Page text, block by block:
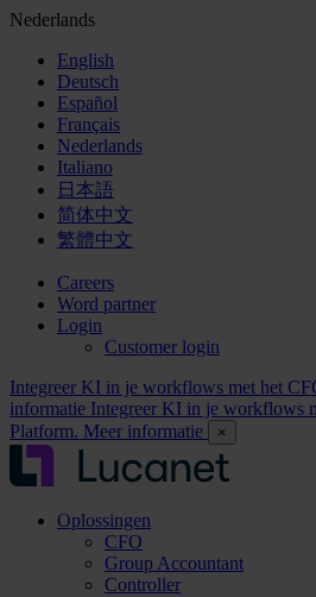
Nederlands
English
Deutsch
Español
Français
Nederlands
Italiano
日本語
简体中文
繁體中文
Careers
Word partner
Login
Customer login
Integreer KI in je workflows met het
informatie Integreer KI in je workflows
Platform. Meer informatie
×
Oplossingen
CFO
Group Accountant
Controller